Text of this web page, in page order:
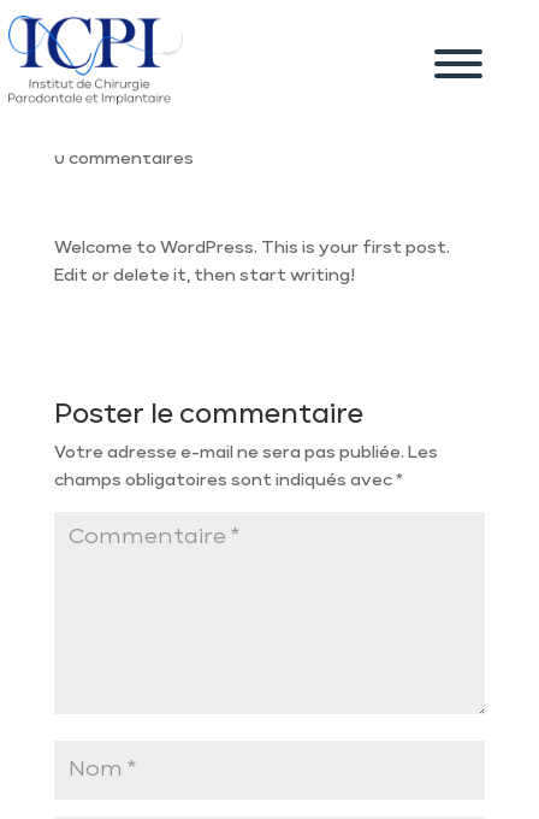
Hello world!
0 commentaires
Welcome to WordPress. This is your first post.
Edit or delete it, then start writing!
Poster le commentaire
Votre adresse e-mail ne sera pas publiée. Les
champs obligatoires sont indiqués avec *